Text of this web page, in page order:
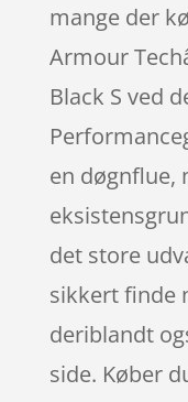
mange der
Armour
Black S ved
en døgnflue,
det store
sikkert finde
deriblandt
side. Køber